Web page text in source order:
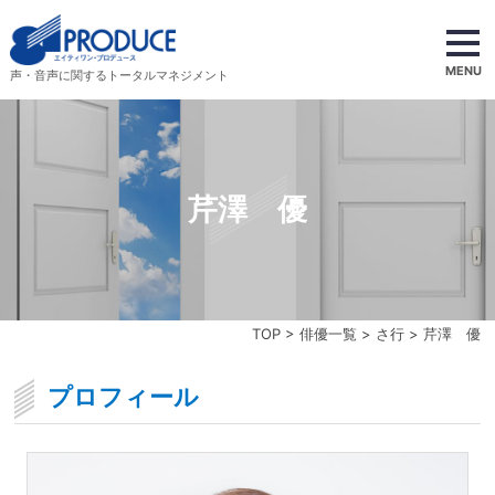
声・音声に関するトータルマネジメント MENU
TOP> 俳優一覧 > さ行> 芹澤 優
芹澤 優
プロフィール